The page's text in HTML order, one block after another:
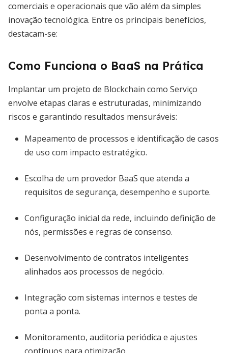
comerciais e operacionais que vão além da simples
inovação tecnológica. Entre os principais benefícios,
destacam-se:
Como Funciona o BaaS na Prática
Implantar um projeto de Blockchain como Serviço
envolve etapas claras e estruturadas, minimizando
riscos e garantindo resultados mensuráveis:
Mapeamento de processos e identificação de casos
de uso com impacto estratégico.
Escolha de um provedor BaaS que atenda a
requisitos de segurança, desempenho e suporte.
Configuração inicial da rede, incluindo definição de
nós, permissões e regras de consenso.
Desenvolvimento de contratos inteligentes
alinhados aos processos de negócio.
Integração com sistemas internos e testes de
ponta a ponta.
Monitoramento, auditoria periódica e ajustes